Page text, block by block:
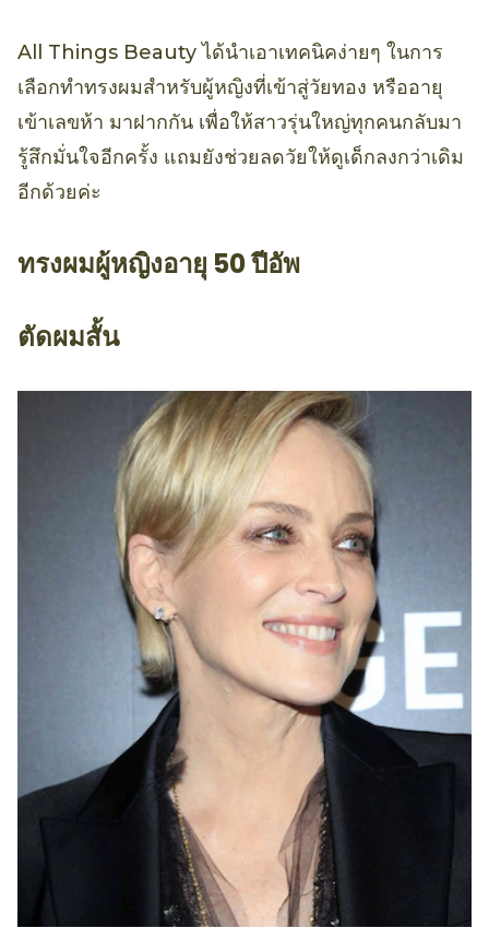
All Things Beauty ได้นำเอาเทคนิคง่ายๆ ในการ
เลือกทำทรงผมสำหรับผู้หญิงที่เข้าสู่วัยทอง หรืออายุ
เข้าเลขห้า มาฝากกัน เพื่อให้สาวรุ่นใหญ่ทุกคนกลับมา
รู้สึกมั่นใจอีกครั้ง แถมยังช่วยลดวัยให้ดูเด็กลงกว่าเดิม
อีกด้วยค่ะ
ทรงผมผู้หญิงอายุ 50 ปีอัพ
ตัดผมสั้น